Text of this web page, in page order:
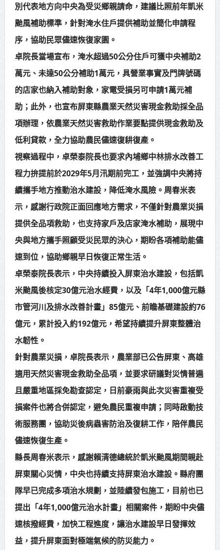
邁組閣
賴總統肯定「金唐獎」得獎者及入
圍者 允諾完善支持體系
別代表地方向中央為受災鄉親請命，建議比照前年凱米
颱風補助標準，針對淹水住戶提供補助並簡化申請程
序，協助民眾儘速恢復家園。
卓院長當場宣布，淹水超過50公分住戶可獲中央補助2
萬元、未達50公分補助1萬元，具營業事實及門牌號碼
的店家也納入補助對象，家電受損另可申請1萬元補
助；此外，也宣布屏東縣農業天然災害現金救助採全品
項辦理，依農業天然災害救助作業要點提供現金救助及
低利貸款，全力協助農民儘速復耕復產。
視察過程中，卓榮泰院長也要求內埔鄉中林排水改善工
程力拚提前於2029年5月汛期前完工，並強調中央將持
續攜手地方推動治水建設，降低淹水風險。周春米表
示，感謝行政院正面回應地方需求，不僅針對農業災損
提供全品項救助，也支持家戶及店家淹水補助，展現中
央與地方攜手照顧受災民眾的決心，期盼各項補助能儘
速到位，協助鄉親早日恢復正常生活。
卓榮泰院長表示，中央持續投入屏東治水建設，包括凱
米颱風後核定30億元治水經費，以及「4年1,000億元縣
市管河川及排水改善計畫」85億元、前瞻基礎建設約76
億元，累計投入約192億元，希望持續提升屏東整體治
水韌性。
針對農業災損，卓院長表示，農業部已公告屏東、高雄
適用天然災害現金救助全品項，並要求研議對災情普遍
且嚴重地區採免勘查認定，日前豪雨與此次災害重複受
損案件也將合併認定，避免農民重複申請；同時啟動技
術服務團，協助災後病蟲害防治及復耕工作，陪伴農民
儘速恢復生產。
縣長周春米表示，感謝賴清德總統於凱米颱風期間親赴
屏東關心災情，中央也持續支持屏東治水建設。縣府團
隊早已完成多項治水規劃，並陸續發包施工，目前也已
提出「4年1,000億元治水計畫」相關案件，期盼中央儘
速核撥經費，加快工程進度，讓治水建設早日發揮效
益，提升屏東面對極端氣候的防災能力。